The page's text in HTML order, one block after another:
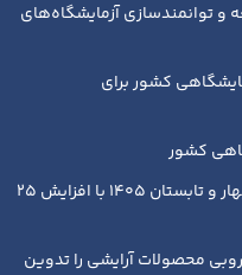
توانمندسازی آزمایشگاه‌های
آزمایشگاهی کشور برای
کشور
یارانه خدمات اعتباری آزمایشگاهی ویژه بهار و تابستان ۱۴۰۵ با افزایش ۲۵
محصولات آرایشی را تدوین